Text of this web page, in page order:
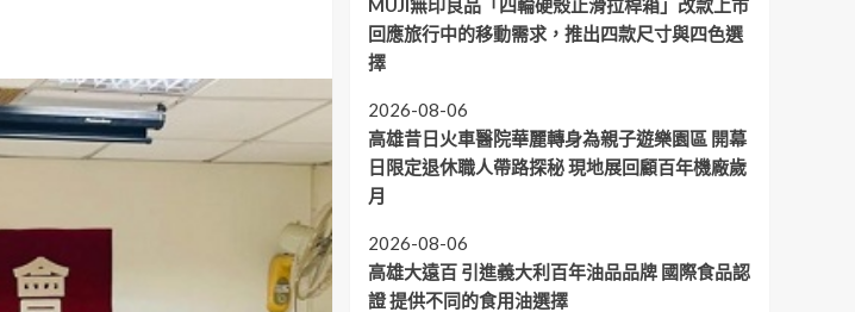
MUJI無印良品「四輪硬殼止滑拉桿箱」改款上市
回應旅行中的移動需求，推出四款尺寸與四色選
擇
2026-08-06
高雄昔日火車醫院華麗轉身為親子遊樂園區 開幕
日限定退休職人帶路探秘 現地展回顧百年機廠歲
月
2026-08-06
高雄大遠百 引進義大利百年油品品牌 國際食品認
證 提供不同的食用油選擇